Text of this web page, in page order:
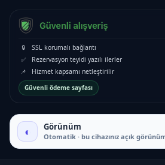
🔒
SSL korumalı bağlantı
✅
Rezervasyon teyidi yazılı ilerler
📌
Hizmet kapsamı netleştirilir
Güvenli ödeme sayfası
◐ Görünüm
Otomatik · bu cihazınız açık